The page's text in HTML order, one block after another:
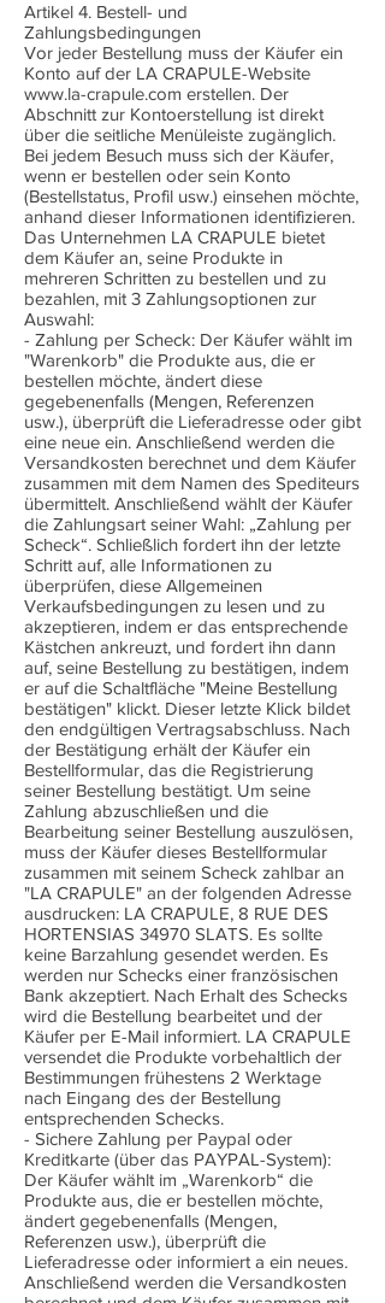
Artikel 4. Bestell- und
Zahlungsbedingungen
Vor jeder Bestellung muss der Käufer ein
Konto auf der LA CRAPULE-Website
www.la-crapule.com erstellen. Der
Abschnitt zur Kontoerstellung ist direkt
über die seitliche Menüleiste zugänglich.
Bei jedem Besuch muss sich der Käufer,
wenn er bestellen oder sein Konto
(Bestellstatus, Profil usw.) einsehen möchte,
anhand dieser Informationen identifizieren.
Das Unternehmen LA CRAPULE bietet
dem Käufer an, seine Produkte in
mehreren Schritten zu bestellen und zu
bezahlen, mit 3 Zahlungsoptionen zur
Auswahl:
- Zahlung per Scheck: Der Käufer wählt im
"Warenkorb" die Produkte aus, die er
bestellen möchte, ändert diese
gegebenenfalls (Mengen, Referenzen
usw.), überprüft die Lieferadresse oder gibt
eine neue ein. Anschließend werden die
Versandkosten berechnet und dem Käufer
zusammen mit dem Namen des Spediteurs
übermittelt. Anschließend wählt der Käufer
die Zahlungsart seiner Wahl: „Zahlung per
Scheck“. Schließlich fordert ihn der letzte
Schritt auf, alle Informationen zu
überprüfen, diese Allgemeinen
Verkaufsbedingungen zu lesen und zu
akzeptieren, indem er das entsprechende
Kästchen ankreuzt, und fordert ihn dann
auf, seine Bestellung zu bestätigen, indem
er auf die Schaltfläche "Meine Bestellung
bestätigen" klickt. Dieser letzte Klick bildet
den endgültigen Vertragsabschluss. Nach
der Bestätigung erhält der Käufer ein
Bestellformular, das die Registrierung
seiner Bestellung bestätigt. Um seine
Zahlung abzuschließen und die
Bearbeitung seiner Bestellung auszulösen,
muss der Käufer dieses Bestellformular
zusammen mit seinem Scheck zahlbar an
"LA CRAPULE" an der folgenden Adresse
ausdrucken: LA CRAPULE, 8 RUE DES
HORTENSIAS 34970 SLATS. Es sollte
keine Barzahlung gesendet werden. Es
werden nur Schecks einer französischen
Bank akzeptiert. Nach Erhalt des Schecks
wird die Bestellung bearbeitet und der
Käufer per E-Mail informiert. LA CRAPULE
versendet die Produkte vorbehaltlich der
Bestimmungen frühestens 2 Werktage
nach Eingang des der Bestellung
entsprechenden Schecks.
- Sichere Zahlung per Paypal oder
Kreditkarte (über das PAYPAL-System):
Der Käufer wählt im „Warenkorb“ die
Produkte aus, die er bestellen möchte,
ändert gegebenenfalls (Mengen,
Referenzen usw.), überprüft die
Lieferadresse oder informiert a ein neues.
Anschließend werden die Versandkosten